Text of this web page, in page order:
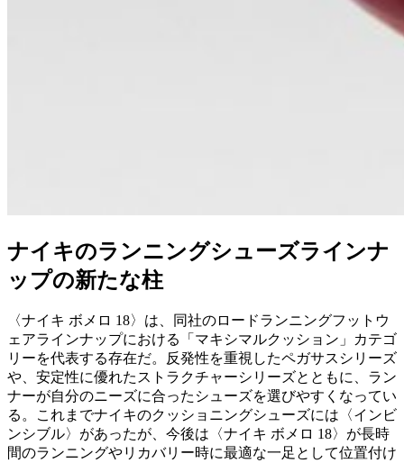
ナイキのランニングシューズラインナ
ップの新たな柱
〈ナイキ ボメロ 18〉は、同社のロードランニングフットウ
ェアラインナップにおける「マキシマルクッション」カテゴ
リーを代表する存在だ。反発性を重視したペガサスシリーズ
や、安定性に優れたストラクチャーシリーズとともに、ラン
ナーが自分のニーズに合ったシューズを選びやすくなってい
る。これまでナイキのクッショニングシューズには〈インビ
ンシブル〉があったが、今後は〈ナイキ ボメロ 18〉が長時
間のランニングやリカバリー時に最適な一足として位置付け